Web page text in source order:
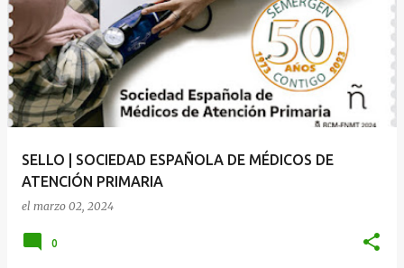
n
t
r
a
d
SELLO | SOCIEDAD ESPAÑOLA DE MÉDICOS DE
ATENCIÓN PRIMARIA
el marzo 02, 2024
0